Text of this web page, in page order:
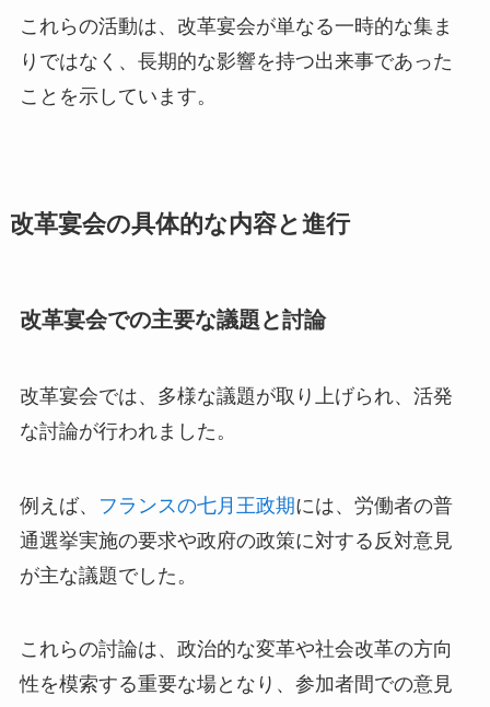
これらの活動は、改革宴会が単なる一時的な集ま
りではなく、長期的な影響を持つ出来事であった
ことを示しています。
改革宴会の具体的な内容と進行
改革宴会での主要な議題と討論
改革宴会では、多様な議題が取り上げられ、活発
な討論が行われました。
例えば、 フランスの七月王政期には、労働者の普
通選挙実施の要求や政府の政策に対する反対意見
が主な議題でした。
これらの討論は、政治的な変革や社会改革の方向
性を模索する重要な場となり、参加者間での意見